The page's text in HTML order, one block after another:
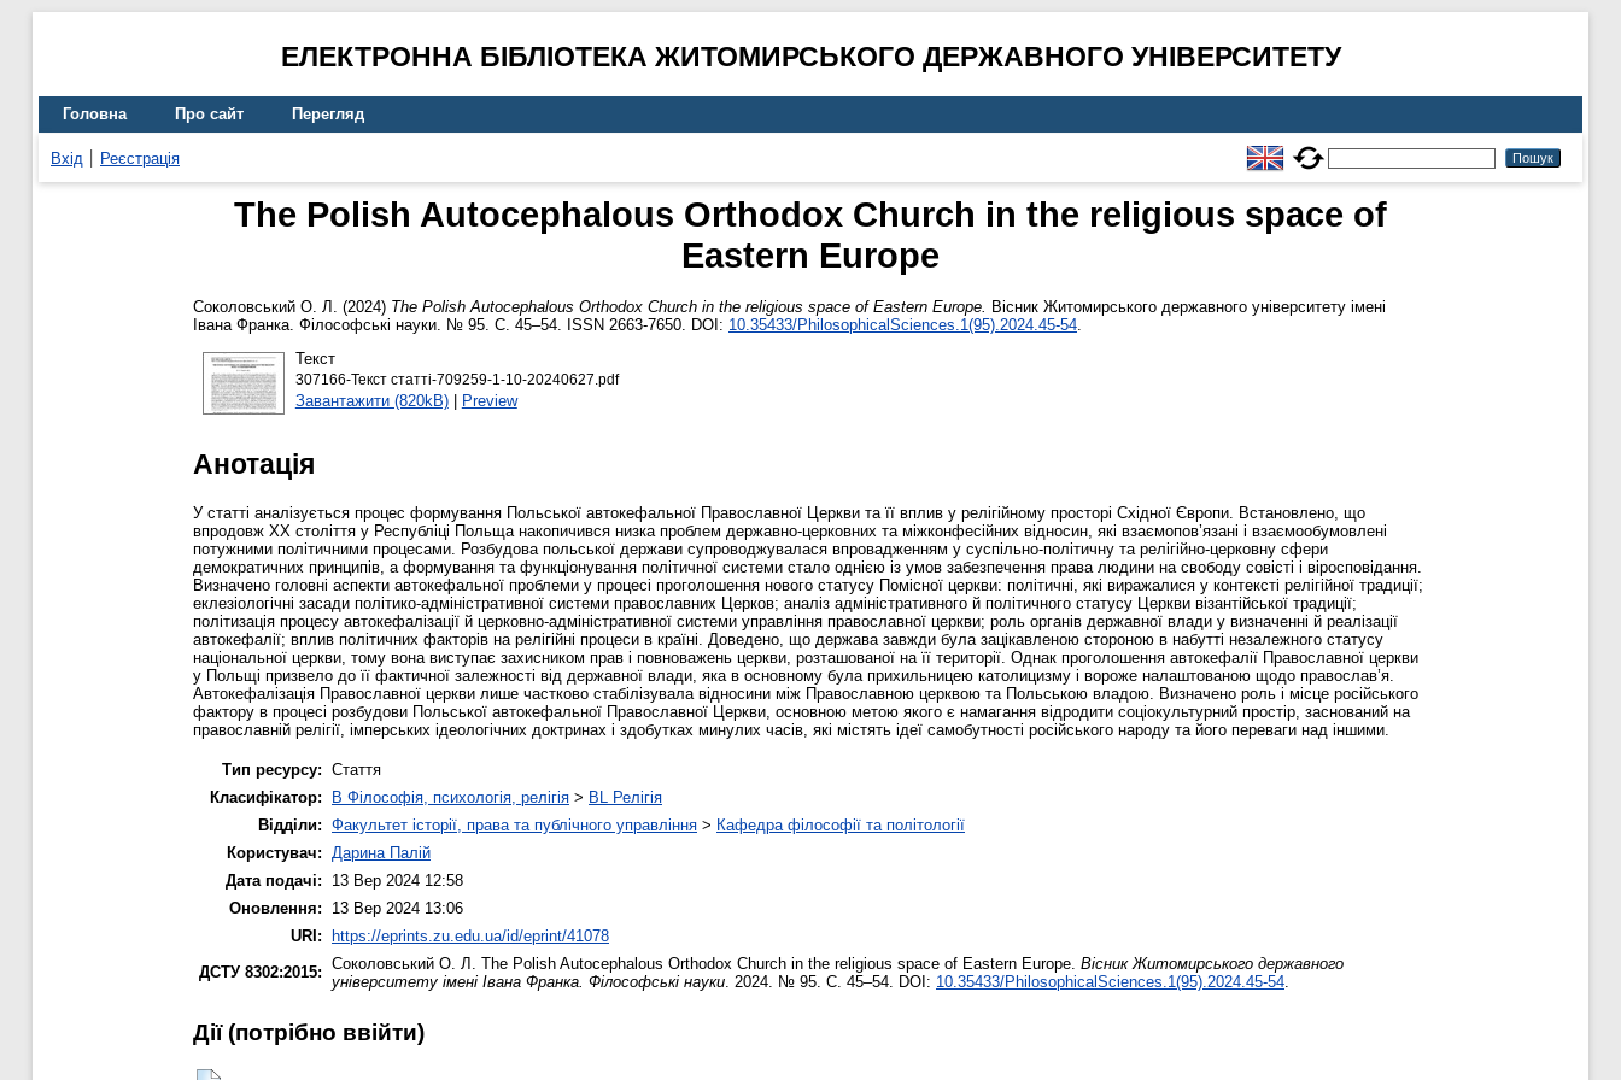
ЕЛЕКТРОННА БІБЛІОТЕКА ЖИТОМИРСЬКОГО ДЕРЖАВНОГО УНІВЕРСИТЕТУ
Головна Про сайт Перегляд
Вхід Реєстрація
The Polish Autocephalous Orthodox Church in the religious space of
Eastern Europe
Соколовський О. Л. (2024) The Polish Autocephalous Orthodox Church in the religious space of Eastern Europe. Вісник Житомирського державного університету імені
Івана Франка. Філософські науки. № 95. С. 45–54. ISSN 2663-7650. DOI: 10.35433/PhilosophicalSciences.1(95).2024.45-54.
Текст
307166-Текст статті-709259-1-10-20240627.pdf
Завантажити (820kB)| Preview
Анотація
У статті аналізується процес формування Польської автокефальної Православної Церкви та її вплив у релігійному просторі Східної Європи. Встановлено, що
впродовж ХХ століття у Республіці Польща накопичився низка проблем державно-церковних та міжконфесійних відносин, які взаємопов’язані і взаємообумовлені
потужними політичними процесами. Розбудова польської держави супроводжувалася впровадженням у суспільно-політичну та релігійно-церковну сфери
демократичних принципів, а формування та функціонування політичної системи стало однією із умов забезпечення права людини на свободу совісті і віросповідання.
Визначено головні аспекти автокефальної проблеми у процесі проголошення нового статусу Помісної церкви: політичні, які виражалися у контексті релігійної традиції;
еклезіологічні засади політико-адміністративної системи православних Церков; аналіз адміністративного й політичного статусу Церкви візантійської традиції;
політизація процесу автокефалізації й церковно-адміністративної системи управління православної церкви; роль органів державної влади у визначенні й реалізації
автокефалії; вплив політичних факторів на релігійні процеси в країні. Доведено, що держава завжди була зацікавленою стороною в набутті незалежного статусу
національної церкви, тому вона виступає захисником прав і повноважень церкви, розташованої на її території. Однак проголошення автокефалії Православної церкви
у Польщі призвело до її фактичної залежності від державної влади, яка в основному була прихильницею католицизму і вороже налаштованою щодо православ’я.
Автокефалізація Православної церкви лише частково стабілізувала відносини між Православною церквою та Польською владою. Визначено роль і місце російського
фактору в процесі розбудови Польської автокефальної Православної Церкви, основною метою якого є намагання відродити соціокультурний простір, заснований на
православній релігії, імперських ідеологічних доктринах і здобутках минулих часів, які містять ідеї самобутності російського народу та його переваги над іншими.
Тип ресурсу: Стаття
Класифікатор:
B Філософія, психологія, релігія > BL Релігія
Відділи: Факультет історії, права та публічного управління > Кафедра філософії та політології
Користувач:
Дарина Палій
Дата подачі:
13 Вер 2024 12:58
Оновлення:
13 Вер 2024 13:06
URI: https://eprints.zu.edu.ua/id/eprint/41078
ДСТУ 8302:2015: Соколовський О. Л. The Polish Autocephalous Orthodox Church in the religious space of Eastern Europe. Вісник Житомирського державного
університету імені Івана Франка. Філософські науки . 2024. № 95. С. 45–54. DOI: 10.35433/PhilosophicalSciences.1(95).2024.45-54
Дії ​​(потрібно ввійти)